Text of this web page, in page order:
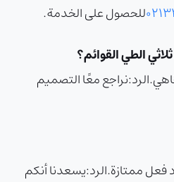
للحصول على الخدمة.
الرد:نراجع معًا التصميم
فعل ممتازة.الرد:يسعدنا أنكم